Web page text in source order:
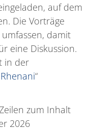
auf dem
Die Vorträge
damit
eine Diskussion.
in der
“
zum Inhalt
2026